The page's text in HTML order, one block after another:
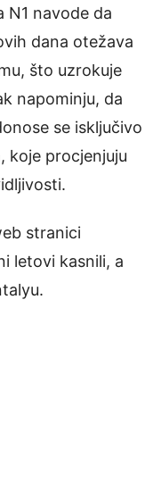
N1 navode da
dana otežava
što uzrokuje
napominju, da
se isključivo
koje procjenjuju
stranici
letovi kasnili, a